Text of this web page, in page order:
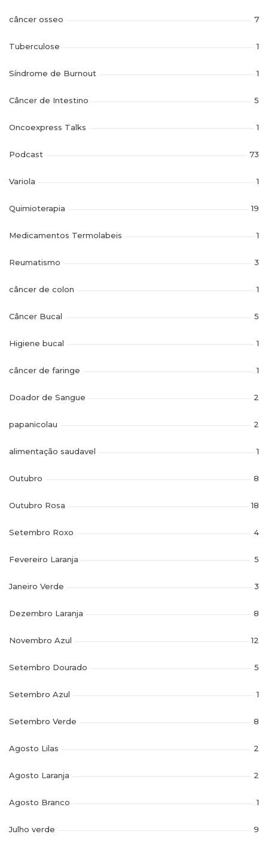
câncer osseo 7
Tuberculose 1
Síndrome de Burnout 1
Câncer de Intestino 5
Oncoexpress Talks 1
Podcast 73
Variola 1
Quimioterapia 19
Medicamentos Termolabeis 1
Reumatismo 3
câncer de colon 1
Câncer Bucal 5
Higiene bucal 1
câncer de faringe 1
Doador de Sangue 2
papanicolau 2
alimentação saudavel 1
Outubro 8
Outubro Rosa 18
Setembro Roxo 4
Fevereiro Laranja 5
Janeiro Verde 3
Dezembro Laranja 8
Novembro Azul 12
Setembro Dourado 5
Setembro Azul 1
Setembro Verde 8
Agosto Lilas 2
Agosto Laranja 2
Agosto Branco 1
Julho verde 9